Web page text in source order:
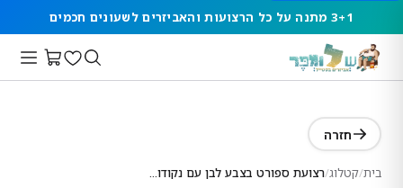
3+1 מתנה על כל הרצועות והאביזרים לשעונים חכמים
חזרה
בית/קטלוג/ רצועת ספורט בצבע לבן עם נקודות ורודות